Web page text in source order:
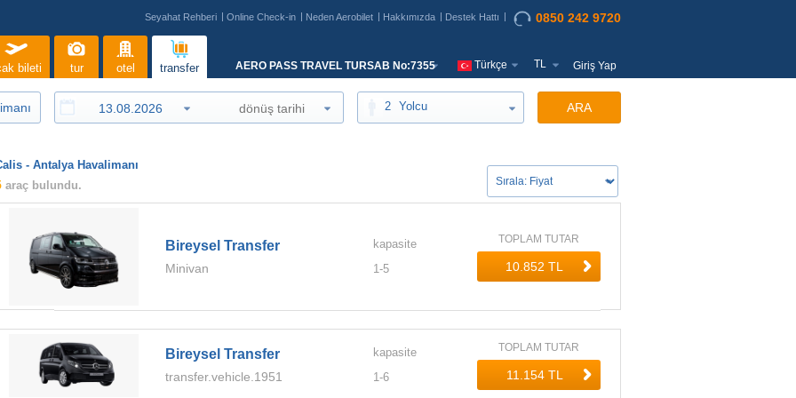
Seyahat Rehberi Online Check-in Neden Aerobilet Hakkımızda Destek Hattı 0850 242 9720
bileti tur otel transfer AERO PASS TRAVEL TURSAB No:7355 Türkçe TL Giriş Yap
2 Yolcu ARA
- Antalya Havalimanı
araç bulundu.
Bireysel Transfer
Minivan
kapasite
1-5
TOPLAM TUTAR
Bireysel Transfer
transfer.vehicle.1951
kapasite
1-6
TOPLAM TUTAR